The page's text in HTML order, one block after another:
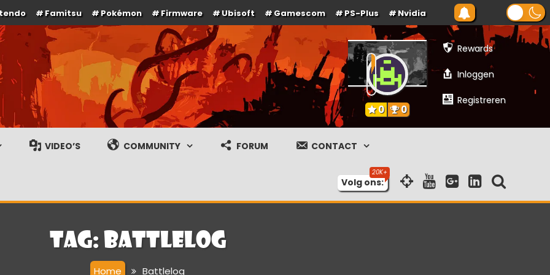
Famitsu Pokémon Firmware Ubisoft Gamescom PS-Plus Nvidia
gameplay streams
Rewards
Inloggen
Registreren
0 0
VIDEO’S COMMUNITY FORUM CONTACT
Volg ons:
Tag: Battlelog
Home Battlelog